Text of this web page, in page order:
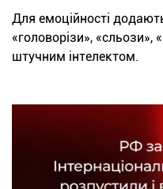
Для емоційності
«головорізи», «сльози»,
штучним інтелектом.